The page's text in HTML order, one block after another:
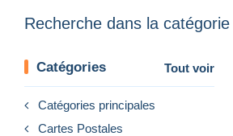
Recherche dans la catégorie
Catégories Tout voir
Catégories principales
Cartes Postales